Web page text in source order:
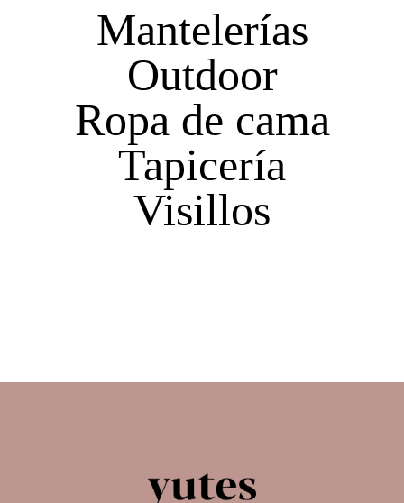
Mantelerías
Outdoor
Ropa de cama
Tapicería
Visillos